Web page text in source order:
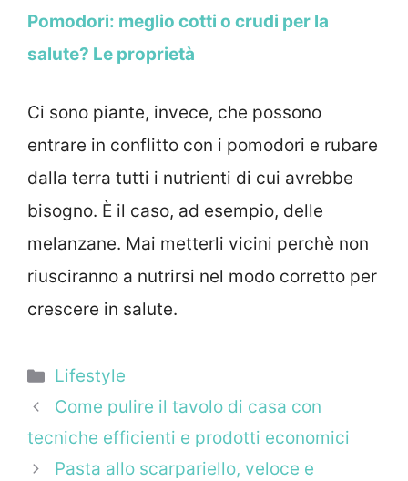
Pomodori: meglio cotti o crudi per la
salute? Le proprietà
Ci sono piante, invece, che possono
entrare in conflitto con i pomodori e rubare
dalla terra tutti i nutrienti di cui avrebbe
bisogno. È il caso, ad esempio, delle
melanzane. Mai metterli vicini perchè non
riusciranno a nutrirsi nel modo corretto per
crescere in salute.
Categorie
Lifestyle
Come pulire il tavolo di casa con
tecniche efficienti e prodotti economici
Pasta allo scarpariello, veloce e